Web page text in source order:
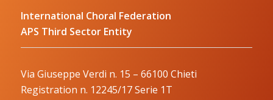
International Choral Federation
APS Third Sector Entity
Via Giuseppe Verdi n. 15 – 66100 Chieti
Registration n. 12245/17 Serie 1T